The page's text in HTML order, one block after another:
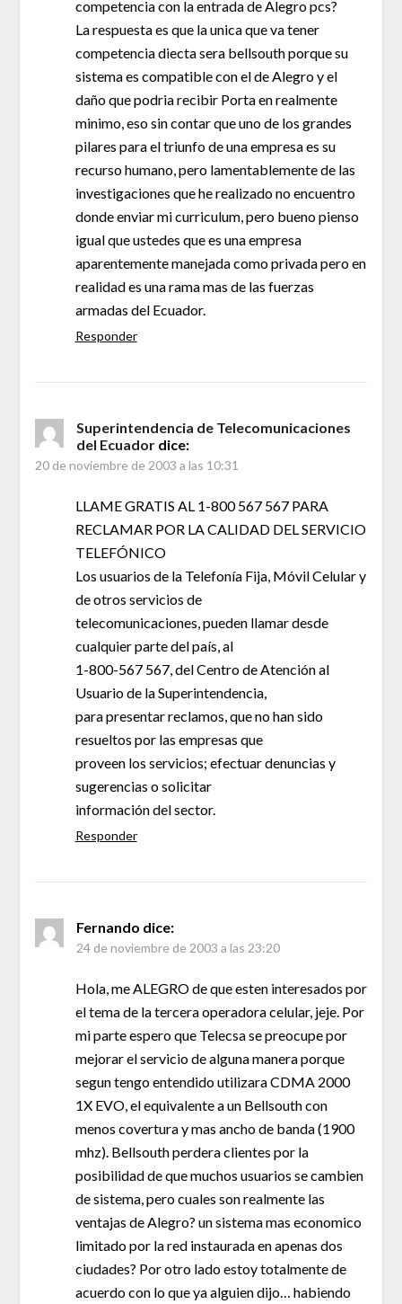
competencia con la entrada de Alegro pcs?
La respuesta es que la unica que va tener
competencia diecta sera bellsouth porque su
sistema es compatible con el de Alegro y el
daño que podria recibir Porta en realmente
minimo, eso sin contar que uno de los grandes
pilares para el triunfo de una empresa es su
recurso humano, pero lamentablemente de las
investigaciones que he realizado no encuentro
donde enviar mi curriculum, pero bueno pienso
igual que ustedes que es una empresa
aparentemente manejada como privada pero en
realidad es una rama mas de las fuerzas
armadas del Ecuador.
Responder
Superintendencia de Telecomunicaciones
del Ecuador dice:
20 de noviembre de 2003 a las 10:31
LLAME GRATIS AL 1-800 567 567 PARA
RECLAMAR POR LA CALIDAD DEL SERVICIO
TELEFÓNICO
Los usuarios de la Telefonía Fija, Móvil Celular y
de otros servicios de
telecomunicaciones, pueden llamar desde
cualquier parte del país, al
1-800-567 567, del Centro de Atención al
Usuario de la Superintendencia,
para presentar reclamos, que no han sido
resueltos por las empresas que
proveen los servicios; efectuar denuncias y
sugerencias o solicitar
información del sector.
Responder
Fernando dice:
24 de noviembre de 2003 a las 23:20
Hola, me ALEGRO de que esten interesados por
el tema de la tercera operadora celular, jeje. Por
mi parte espero que Telecsa se preocupe por
mejorar el servicio de alguna manera porque
segun tengo entendido utilizara CDMA 2000
1X EVO, el equivalente a un Bellsouth con
menos covertura y mas ancho de banda (1900
mhz). Bellsouth perdera clientes por la
posibilidad de que muchos usuarios se cambien
de sistema, pero cuales son realmente las
ventajas de Alegro? un sistema mas economico
limitado por la red instaurada en apenas dos
ciudades? Por otro lado estoy totalmente de
acuerdo con lo que ya alguien dijo… habiendo